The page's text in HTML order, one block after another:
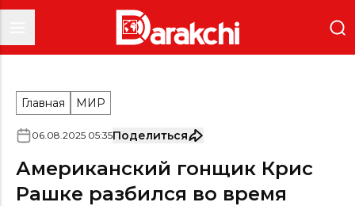
Главная МИР
06.08.2025 05:35Поделиться
Американский гонщик Крис
Рашке разбился во время